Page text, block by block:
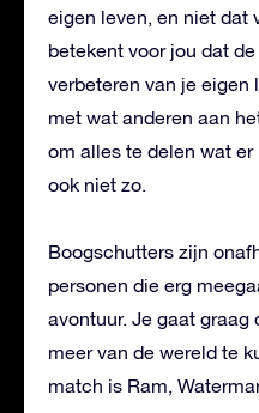
eigen leven, en niet dat
betekent voor jou dat
verbeteren van je eigen
met wat anderen aan
om alles te delen wat
ook niet zo.
Boogschutters zijn
personen die erg
avontuur. Je gaat graag
meer van de wereld te
match is Ram,